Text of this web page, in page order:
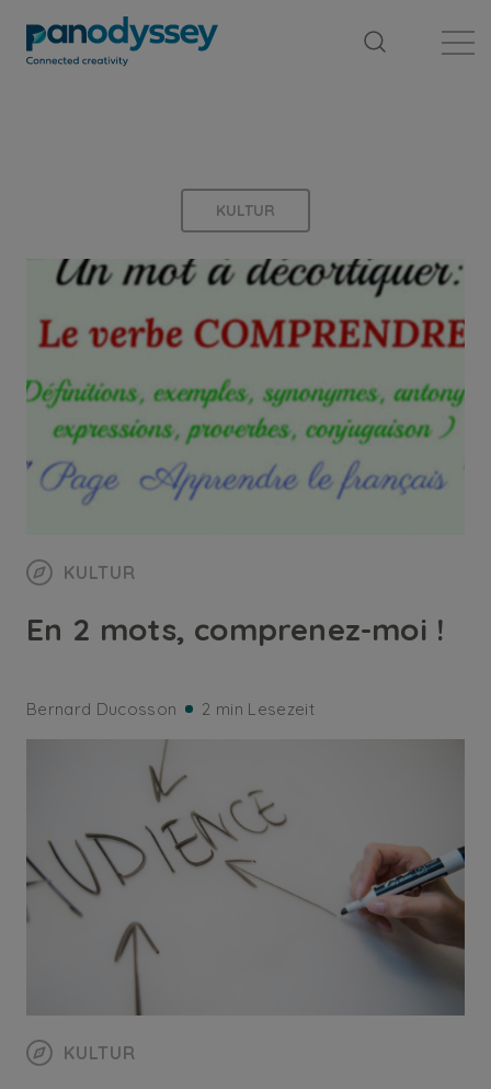
KULTUR
KULTUR
En 2 mots, comprenez-moi !
Bernard Ducosson 2 min Lesezeit
KULTUR